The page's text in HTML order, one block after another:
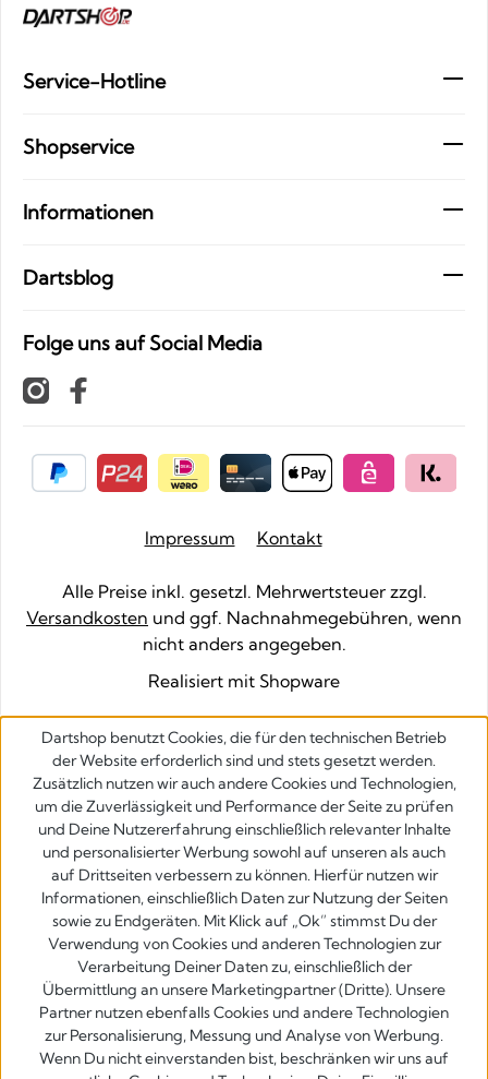
Service-Hotline
Shopservice
Informationen
Dartsblog
Folge uns auf Social Media
Impressum Kontakt
Alle Preise inkl. gesetzl. Mehrwertsteuer zzgl.
Versandkosten und ggf. Nachnahmegebühren, wenn
nicht anders angegeben.
Realisiert mit Shopware
Dartshop benutzt Cookies, die für den technischen Betrieb
der Website erforderlich sind und stets gesetzt werden.
Zusätzlich nutzen wir auch andere Cookies und Technologien,
um die Zuverlässigkeit und Performance der Seite zu prüfen
und Deine Nutzererfahrung einschließlich relevanter Inhalte
und personalisierter Werbung sowohl auf unseren als auch
auf Drittseiten verbessern zu können. Hierfür nutzen wir
Informationen, einschließlich Daten zur Nutzung der Seiten
sowie zu Endgeräten. Mit Klick auf „Ok” stimmst Du der
Verwendung von Cookies und anderen Technologien zur
Verarbeitung Deiner Daten zu, einschließlich der
Übermittlung an unsere Marketingpartner (Dritte). Unsere
Partner nutzen ebenfalls Cookies und andere Technologien
zur Personalisierung, Messung und Analyse von Werbung.
Wenn Du nicht einverstanden bist, beschränken wir uns auf